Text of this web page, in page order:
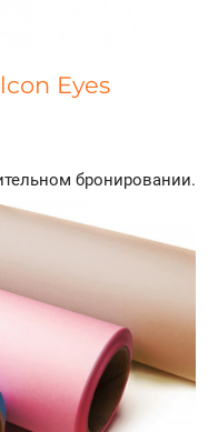
Eyes
бронировании.